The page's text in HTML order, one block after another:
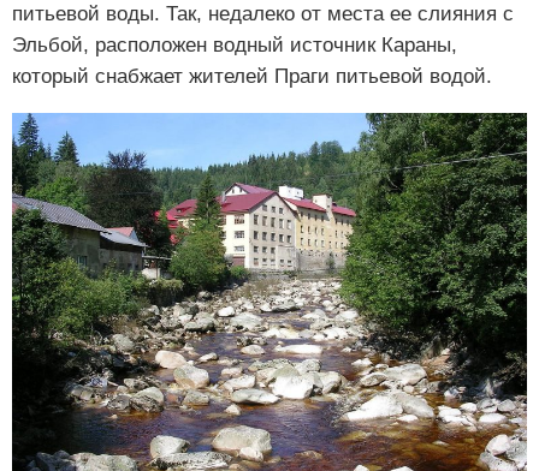
питьевой воды. Так, недалеко от места ее слияния с
Эльбой, расположен водный источник Караны,
который снабжает жителей Праги питьевой водой.